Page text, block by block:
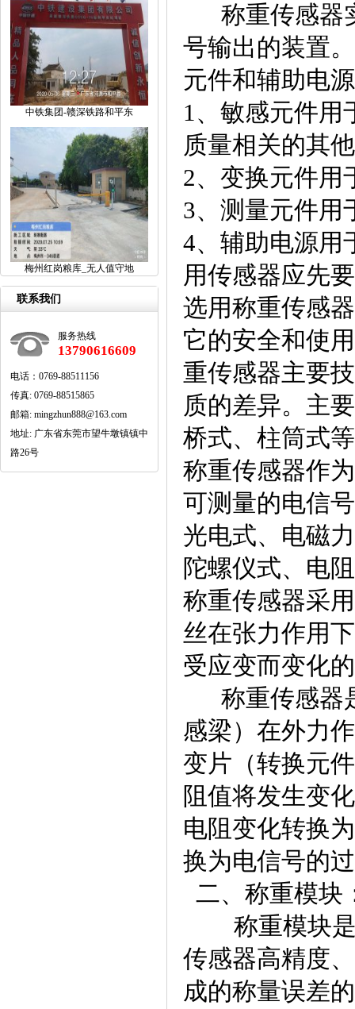
中铁集团-赣深铁路和平东
梅州红岗粮库_无人值守地
联系我们
服务热线
13790616609
电话：0769-88511156
传真:0769-88515865
邮箱:mingzhun888@163.com
地址:广东省东莞市望牛墩镇镇中
路26号
称重传感器
号输出的装置
元件和辅助电
1、敏感元件用
质量相关的其
2、变换元件用
3、测量元件用
4、辅助电源用
用传感器应先
选用称重传感
它的安全和使
重传感器主要
质的差异。主
桥式、柱筒式
称重传感器作
可测量的电信
光电式、电磁
陀螺仪式、电
称重传感器采
丝在张力作用
受应变而变化
称重传感器
感梁）在外力
变片（转换元
阻值将发生变
电阻变化转换
换为电信号的
二、称重模块
称重模块是
传感器高精度
成的称量误差